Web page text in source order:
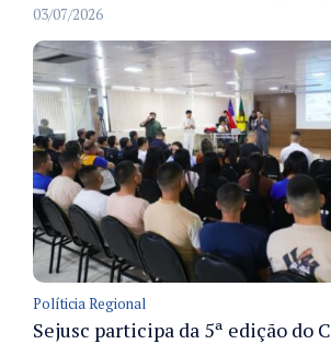
03/07/2026
Políticia Regional